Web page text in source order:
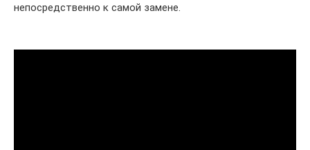
непосредственно к самой замене.